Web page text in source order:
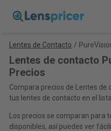
Lentes de Contacto /
Lentes de contacto
Precios
Compara precios de Lentes de
tus lentes de contacto en el
Los precios se comparan
disponibles, así puedes ver